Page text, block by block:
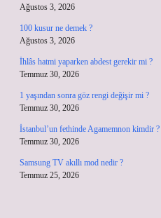
Ağustos 3, 2026
100 kusur ne demek ?
Ağustos 3, 2026
İhlâs hatmi yaparken abdest gerekir mi ?
Temmuz 30, 2026
1 yaşından sonra göz rengi değişir mi ?
Temmuz 30, 2026
İstanbul’un fethinde Agamemnon kimdir ?
Temmuz 30, 2026
Samsung TV akıllı mod nedir ?
Temmuz 25, 2026